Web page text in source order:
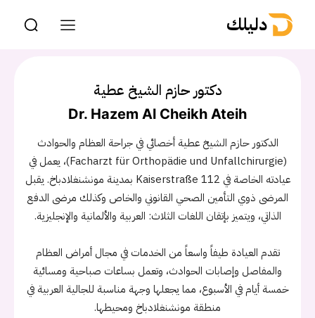
دليلك
دكتور حازم الشيخ عطية
Dr. Hazem Al Cheikh Ateih
الدكتور حازم الشيخ عطية أخصائي في جراحة العظام والحوادث
(Facharzt für Orthopädie und Unfallchirurgie)، يعمل في
عيادته الخاصة في Kaiserstraße 112 بمدينة مونشنغلادباخ. يقبل
المرضى ذوي التأمين الصحي القانوني والخاص وكذلك مرضى الدفع
الذاتي، ويتميز بإتقان اللغات الثلاث: العربية والألمانية والإنجليزية.
تقدم العيادة طيفاً واسعاً من الخدمات في مجال أمراض العظام
والمفاصل وإصابات الحوادث، وتعمل بساعات صباحية ومسائية
خمسة أيام في الأسبوع، مما يجعلها وجهة مناسبة للجالية العربية في
منطقة مونشنغلادباخ ومحيطها.